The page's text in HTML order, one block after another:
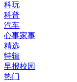
科玩
科普
汽车
心事家事
精选
特辑
早报校园
热门